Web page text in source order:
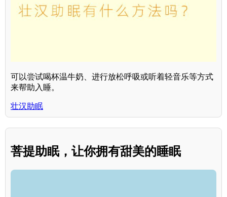
可以尝试喝杯温牛奶、进行放松呼吸或听着轻音乐等方式
来帮助入睡。
壮汉助眠
菩提助眠，让你拥有甜美的睡眠